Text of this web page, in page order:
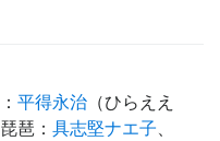
： 平得永治 （ひらええ
琵琶 ： 具志堅ナエ子